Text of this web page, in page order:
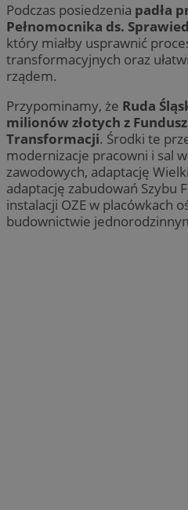
Podczas posiedzenia padła
Pełnomocnika ds.
który miałby usprawnić
transformacyjnych oraz
rządem.
Przypominamy, że Ruda
milionów złotych z
Transformacji. Środki te
modernizacje pracowni i sal
zawodowych, adaptację
adaptację zabudowań Szybu
instalacji OZE w placówkach
budownictwie